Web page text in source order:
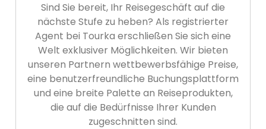
Sind Sie bereit, Ihr Reisegeschäft auf die
nächste Stufe zu heben? Als registrierter
Agent bei Tourka erschließen Sie sich eine
Welt exklusiver Möglichkeiten. Wir bieten
unseren Partnern wettbewerbsfähige Preise,
eine benutzerfreundliche Buchungsplattform
und eine breite Palette an Reiseprodukten,
die auf die Bedürfnisse Ihrer Kunden
zugeschnitten sind.